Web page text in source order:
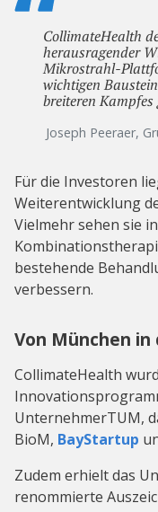
CollimateHealth
herausragender
Mikrostrahl-
wichtigen
breiteren Kampfes
Joseph Peeraer,
Für die Investoren
Weiterentwicklung
Vielmehr sehen sie
bestehende
verbessern.
Von München
CollimateHealth
UnternehmerTUM,
BioM, BayStartup
Zudem erhielt das
renommierte